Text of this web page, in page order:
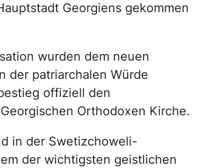
Georgiens gekommen
wurden dem neuen
der patriarchalen Würde
offiziell den
Orthodoxen Kirche.
in der Swetizchoweli-
der wichtigsten geistlichen